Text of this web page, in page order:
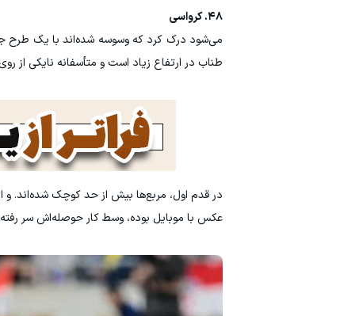
۴۸. کرواسی
می‌شود درک کرد که وسوسه شده‌اند با یک طرح
طناب در ارتفاع زیاد است و متأسفانه نایکی از
در قدم اول، مربع‌ها بیش از حد کوچک
عکس با موبایل بوده، وسط کار حوصله‌اش سر